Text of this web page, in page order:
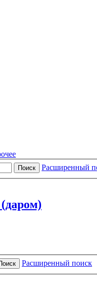
Поиск
Расширенный
Расширенный поиск